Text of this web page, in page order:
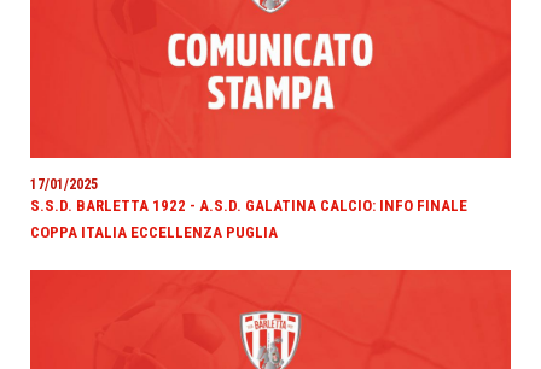
17/01/2025
S.S.D. BARLETTA 1922 - A.S.D. GALATINA CALCIO: INFO FINALE
COPPA ITALIA ECCELLENZA PUGLIA